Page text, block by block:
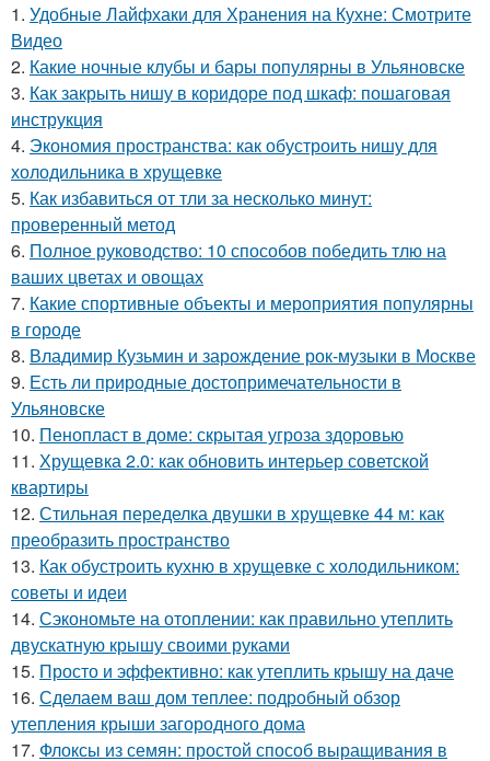
1. Удобные Лайфхаки для Хранения на Кухне: Смотрите
Видео
2. Какие ночные клубы и бары популярны в Ульяновске
3. Как закрыть нишу в коридоре под шкаф: пошаговая
инструкция
4. Экономия пространства: как обустроить нишу для
холодильника в хрущевке
5. Как избавиться от тли за несколько минут:
проверенный метод
6. Полное руководство: 10 способов победить тлю на
ваших цветах и овощах
7. Какие спортивные объекты и мероприятия популярны
в городе
8. Владимир Кузьмин и зарождение рок-музыки в Москве
9. Есть ли природные достопримечательности в
Ульяновске
10. Пенопласт в доме: скрытая угроза здоровью
11. Хрущевка 2.0: как обновить интерьер советской
квартиры
12. Стильная переделка двушки в хрущевке 44 м: как
преобразить пространство
13. Как обустроить кухню в хрущевке с холодильником:
советы и идеи
14. Сэкономьте на отоплении: как правильно утеплить
двускатную крышу своими руками
15. Просто и эффективно: как утеплить крышу на даче
16. Сделаем ваш дом теплее: подробный обзор
утепления крыши загородного дома
17. Флоксы из семян: простой способ выращивания в